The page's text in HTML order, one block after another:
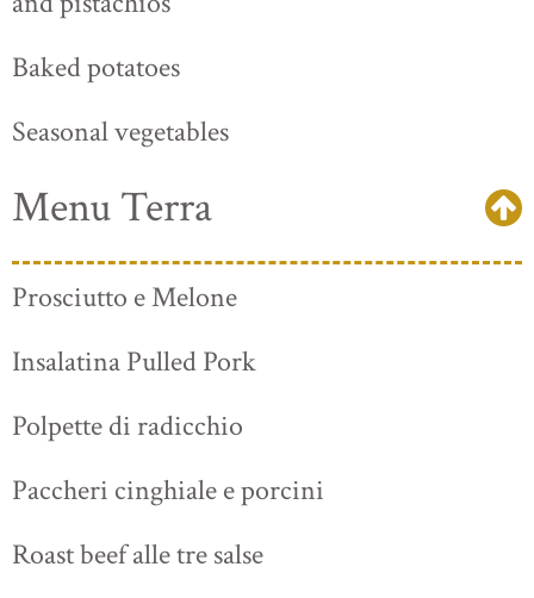
Baked potatoes
Seasonal vegetables
Menu Terra
Prosciutto e Melone
Insalatina Pulled Pork
Polpette di radicchio
Paccheri cinghiale e porcini
Roast beef alle tre salse